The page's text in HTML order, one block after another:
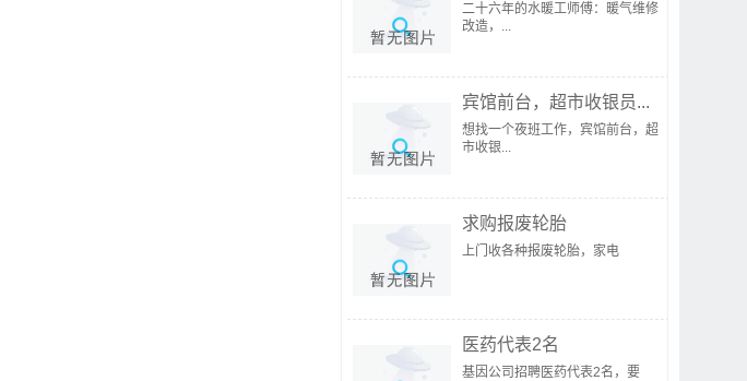
二十六年的水暖工师傅：暖气维修
改造，...
宾馆前台，超市收银员...
想找一个夜班工作，宾馆前台，超
市收银...
求购报废轮胎
上门收各种报废轮胎，家电
医药代表2名
基因公司招聘医药代表2名，要